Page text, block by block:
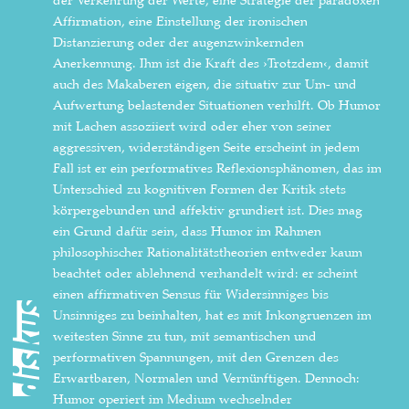
Affirmation, eine Einstellung der ironischen
Distanzierung oder der augenzwinkernden
Anerkennung. Ihm ist die Kraft des ›Trotzdem‹, damit
auch des Makaberen eigen, die situativ zur Um- und
Aufwertung belastender Situationen verhilft. Ob Humor
mit Lachen assoziiert wird oder eher von seiner
aggressiven, widerständigen Seite erscheint in jedem
Fall ist er ein performatives Reflexionsphänomen, das im
Unterschied zu kognitiven Formen der Kritik stets
körpergebunden und affektiv grundiert ist. Dies mag
ein Grund dafür sein, dass Humor im Rahmen
philosophischer Rationalitätstheorien entweder kaum
beachtet oder ablehnend verhandelt wird: er scheint
einen affirmativen Sensus für Widersinniges bis
Unsinniges zu beinhalten, hat es mit Inkongruenzen im
weitesten Sinne zu tun, mit semantischen und
performativen Spannungen, mit den Grenzen des
Erwartbaren, Normalen und Vernünftigen. Dennoch:
Humor operiert im Medium wechselnder